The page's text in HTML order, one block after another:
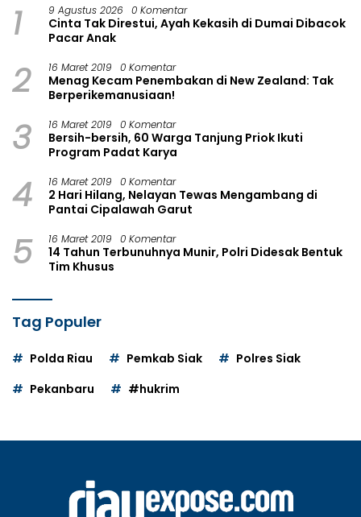
1 9 Agustus 2026 0 Komentar
Cinta Tak Direstui, Ayah Kekasih di Dumai Dibacok
Pacar Anak
2 16 Maret 2019 0 Komentar
Menag Kecam Penembakan di New Zealand: Tak
Berperikemanusiaan!
3 16 Maret 2019 0 Komentar
Bersih-bersih, 60 Warga Tanjung Priok Ikuti
Program Padat Karya
4 16 Maret 2019 0 Komentar
2 Hari Hilang, Nelayan Tewas Mengambang di
Pantai Cipalawah Garut
5 16 Maret 2019 0 Komentar
14 Tahun Terbunuhnya Munir, Polri Didesak Bentuk
Tim Khusus
Tag Populer
Polda Riau Pemkab Siak
Polres Siak
Pekanbaru
#hukrim